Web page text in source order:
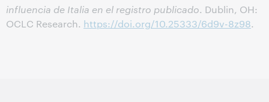
influencia de Italia en el registro publicado. Dublin, OH:
OCLC Research. https://doi.org/10.25333/6d9v-8z98.